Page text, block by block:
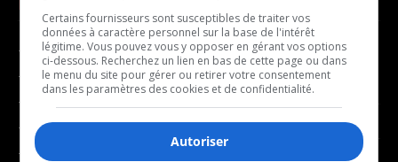
- Affaires municipales
- Communauté / Social
- Culture
- Économie
- Éducation
- Décompte franco
- Joué récemment
BALADOS
Certains fournisseurs sont susceptibles de traiter vos
données à caractère personnel sur la base de l'intérêt
légitime. Vous pouvez vous y opposer en gérant vos options
ci-dessous. Recherchez un lien en bas de cette page ou dans
le menu du site pour gérer ou retirer votre consentement
dans les paramètres des cookies et de confidentialité.
Autoriser